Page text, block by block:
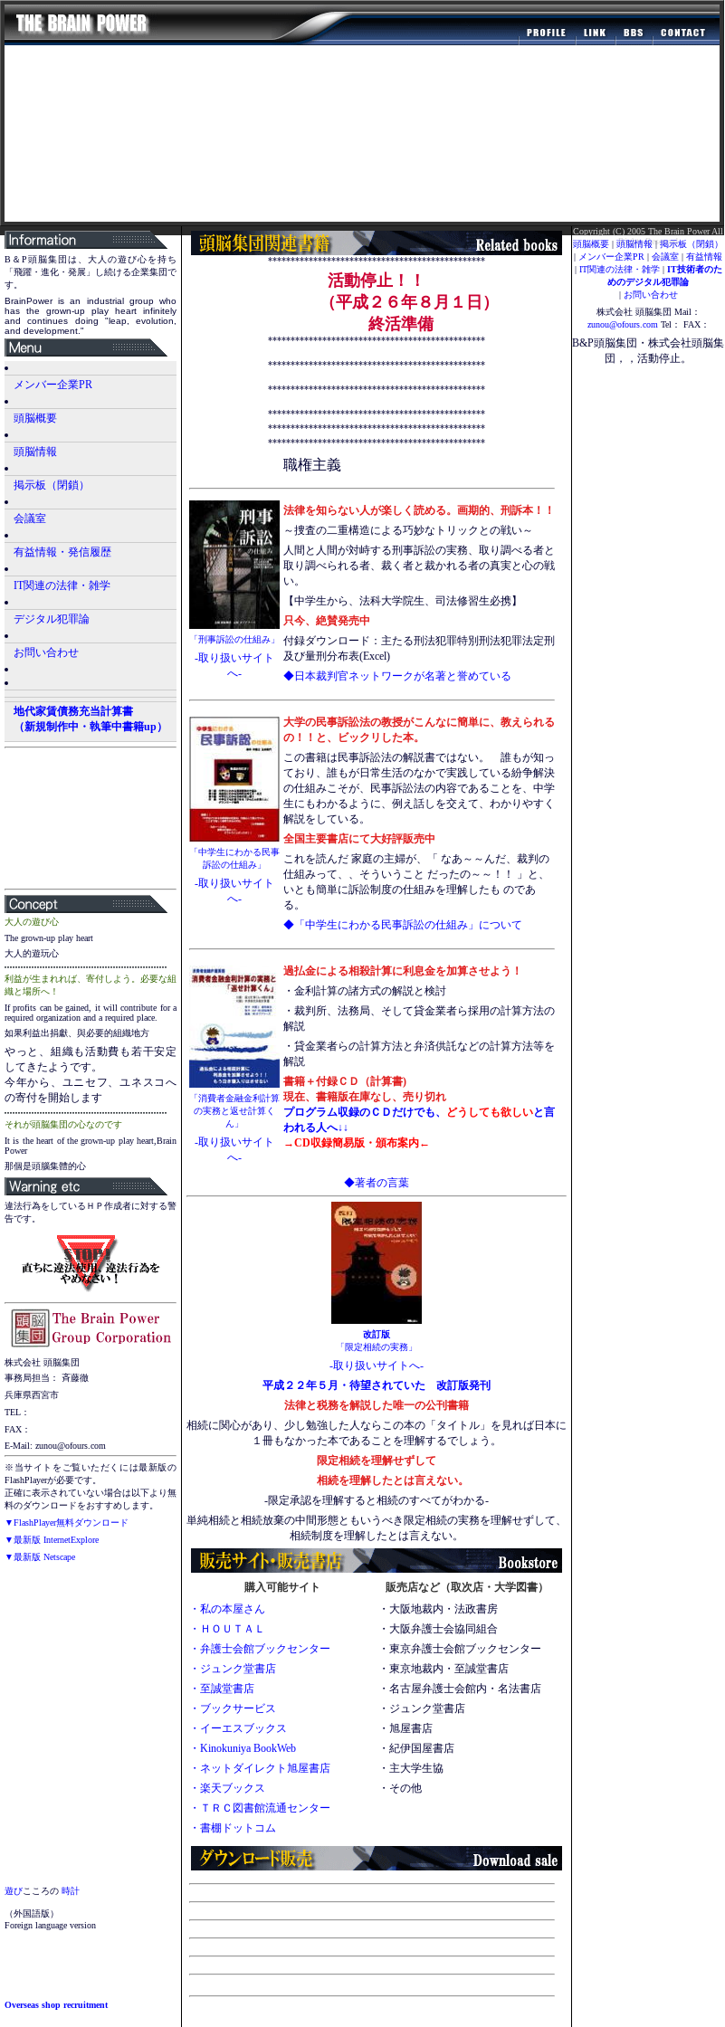
B＆P頭脳集団 は、大人の遊び心を持ち
「飛躍・進化・発展」し続ける企業集団で
す。
BrainPower is an industrial group who
has the grown-up play heart infinitely
and continues doing "leap, evolution,
and development."
メンバー企業PR
頭脳概要
頭脳情報
掲示板（閉鎖）
会議室
有益情報・発信履歴
IT関連の法律・雑学
デジタル犯罪論
お問い合わせ
地代家賃債務充当計算書
（新規制作中・執筆中書籍up）
大人の遊び心
The grown-up play heart
大人的遊玩心
利益が生まれれば、寄付しよう。必要な組
織と場所へ！
If profits can be gained, it will contribute for a
required organization and a required place.
如果利益出捐獻、與必要的組織地方
やっと、組織も活動費も若干安定
してきたようです。
今年から、ユニセフ、ユネスコへ
の寄付を開始します
それが頭脳集団の心なのです
It is the heart of the grown-up play heart,Brain
Power
那個是頭腦集體的心
違法行為をしているＨＰ作成者に対する警
告です。
株式会社 頭脳集団
事務局担当： 斉藤徹
兵庫県西宮市
TEL：
FAX：
E-Mail: zunou@ofours.com
※当サイトをご覧いただくには最新版の
FlashPlayerが必要です。
正確に表示されていない場合は以下より無
料のダウンロードをおすすめします。
▼FlashPlayer無料ダウンロード
▼最新版 InternetExplore
▼最新版 Netscape
遊びこころの 時計
（外国語版）
Foreign language version
Overseas shop recruitment
************************************************
活動停止！！
（平成２６年８月１日）
終活準備
************************************************
************************************************
************************************************
************************************************
************************************************
************************************************
職権主義
「刑事訴訟の仕組み」
-取り扱いサイト
へ-
法律を知らない人が楽しく読める。画期的、刑訴本！！
～捜査の二重構造による巧妙なトリックとの戦い～
人間と人間が対峙する刑事訴訟の実務、取り調べる者と
取り調べられる者、裁く者と裁かれる者の真実と心の戦
い。
【中学生から、法科大学院生、司法修習生必携】
只今、絶賛発売中
付録ダウンロード：主たる刑法犯罪特別刑法犯罪法定刑
及び量刑分布表(Excel)
◆日本裁判官ネットワークが名著と誉めている
「中学生にわかる民事
訴訟の仕組み」
-取り扱いサイト
へ-
大学の民事訴訟法の教授がこんなに簡単に、教えられる
の！！と、ビックリした本。
この書籍は民事訴訟法の解説書ではない。 誰もが知っ
ており、誰もが日常生活のなかで実践している紛争解決
の仕組みこそが、民事訴訟法の内容であることを、中学
生にもわかるように、例え話しを交えて、わかりやすく
解説をしている。
全国主要書店にて大好評販売中
これを読んだ 家庭の主婦が、「 なあ～～んだ、裁判の
仕組みって、、そういうこと だったの～～！！ 」と、
いとも簡単に訴訟制度の仕組みを理解したも のであ
る。
◆「中学生にわかる民事訴訟の仕組み」について
「消費者金融金利計算
の実務と返せ計算く
ん」
-取り扱いサイト
へ-
過払金による相殺計算に利息金を加算させよう！
・金利計算の諸方式の解説と検討
・裁判所、法務局、そして貸金業者ら採用の計算方法の
解説
・貸金業者らの計算方法と弁済供託などの計算方法等を
解説
書籍＋付録ＣＤ（計算書)
現在、書籍版在庫なし、売り切れ
プログラム収録のＣＤだけでも、
どうしても欲しいと言
われる人へ↓↓
→CD収録簡易版・頒布案内←
◆著者の言葉
改訂版
「限定相続の実務」
-取り扱いサイトへ-
平成２２年５月・待望されていた 改訂版発刊
法律と税務を解説した唯一の公刊書籍
相続に関心があり、少し勉強した人ならこの本の「タイトル」を見れば日本に
１冊もなかった本であることを理解するでしょう。
限定相続を理解せずして
相続を理解したとは言えない。
-限定承認を理解すると相続のすべてがわかる-
単純相続と相続放棄の中間形態ともいうべき限定相続の実務を理解せずして、
相続制度を理解したとは言えない。
購入可能サイト
販売店など（取次店・大学図書）
・私の本屋さん
・ＨＯＵＴＡＬ
・弁護士会館ブックセンター
・ジュンク堂書店
・至誠堂書店
・ブックサービス
・イーエスブックス
・Kinokuniya BookWeb
・ネットダイレクト旭屋書店
・楽天ブックス
・ＴＲＣ図書館流通センター
・書棚ドットコム
・大阪地裁内・法政書房
・大阪弁護士会協同組合
・東京弁護士会館ブックセンター
・東京地裁内・至誠堂書店
・名古屋弁護士会館内・名法書店
・ジュンク堂書店
・旭屋書店
・紀伊国屋書店
・主大学生協
・その他
Copyright (C) 2005 The Brain Power All
Rights Reserved
頭脳概要 | 頭脳情報|掲示板（閉鎖）
| メンバー企業PR | 会議室 | 有益情報
| IT関連の法律・雑学| IT技術者のた
めのデジタル犯罪論
| お問い合わせ
株式会社 頭脳集団 Mail：
zunou@ofours.com Tel： FAX：
B&P頭脳集団・株式会社頭脳集
団，，活動停止。